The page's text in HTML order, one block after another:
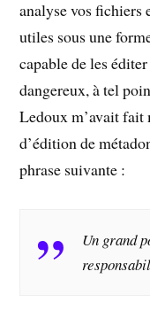
analyse vos fichiers
utiles sous une
capable de les
dangereux, à tel
Ledoux m’avait fait
d’édition de
phrase suivante :
Un grand